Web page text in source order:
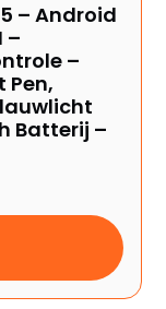
5 – Android
–
–
Pen,
Batterij –